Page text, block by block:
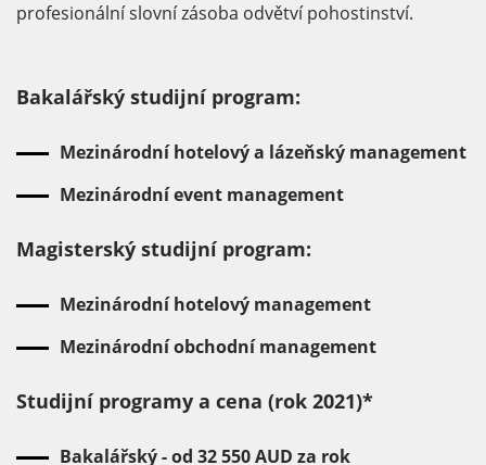
profesionální slovní zásoba odvětví pohostinství.
Bakalářský studijní program:
Mezinárodní hotelový a lázeňský management
Mezinárodní event management
Magisterský studijní program:
Mezinárodní hotelový management
Mezinárodní obchodní management
Studijní programy a cena (rok 2021)*
Bakalářský - od 32 550 AUD za rok